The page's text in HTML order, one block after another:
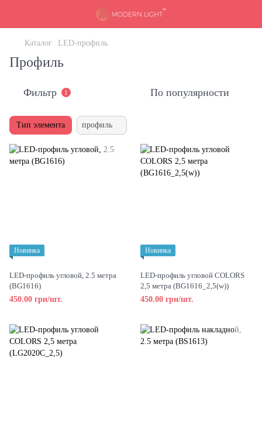
Каталог LED-профиль
Профиль
Фильтр 1 По популярности
Тип элемента профиль
Новинка
LED-профиль угловой, 2.5 метра
(BG1616)
450.00 грн/шт.
Новинка
LED-профиль угловой COLORS
2,5 метра (BG1616_2,5(w))
450.00 грн/шт.